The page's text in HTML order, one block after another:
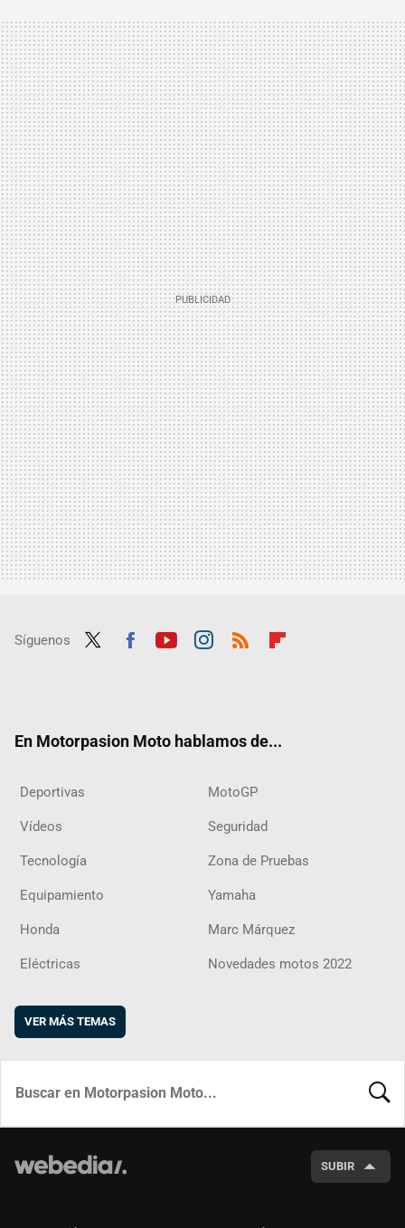
Síguenos
En Motorpasion Moto hablamos de...
Deportivas MotoGP
Vídeos Seguridad
Tecnología Zona de Pruebas
Equipamiento Yamaha
Honda Marc Márquez
Eléctricas Novedades motos 2022
VER MÁS TEMAS
SUBIR